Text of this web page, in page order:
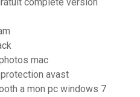
complete version
mac
avast
a mon pc windows 7